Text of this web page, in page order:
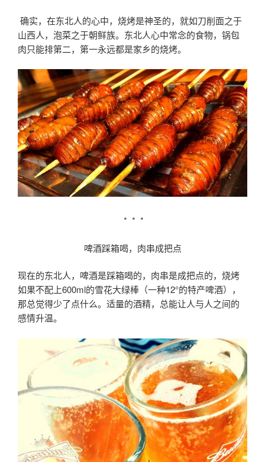
确实，在东北人的心中，烧烤是神圣的，就如刀削面之于
山西人，泡菜之于朝鲜族。东北人心中常念的食物，锅包
肉只能排第二，第一永远都是家乡的烧烤。
* * *
啤酒踩箱喝，肉串成把点
现在的东北人，啤酒是踩箱喝的，肉串是成把点的，烧烤
如果不配上600ml的雪花大绿棒（一种12°的特产啤酒），
那总觉得少了点什么。适量的酒精，总能让人与人之间的
感情升温。